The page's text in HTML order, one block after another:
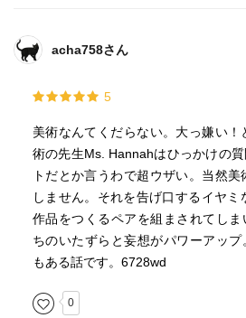
acha758さん
5
美術なんてくだらない。大っ嫌い！
術の先生Ms. Hannahはひっかけの
トだとか言うわで超ウザい。当然
しません。それを告げ口するイヤミ
作品をつくるペアを組まされてし
ちのいたずらと妄想がパワーアップ
もある話です。6728wd
0